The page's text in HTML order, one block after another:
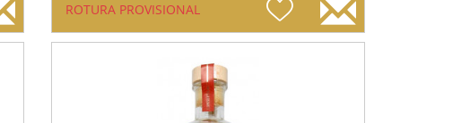
ROTURA PROVISIONAL